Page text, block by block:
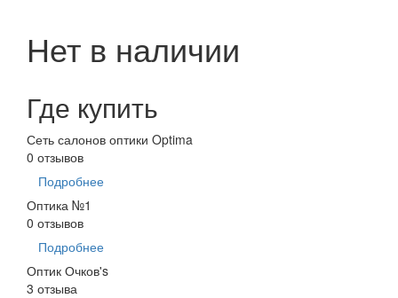
Нет в наличии
Где купить
Сеть салонов оптики Optima
0 отзывов
Подробнее
Оптика №1
0 отзывов
Подробнее
Оптик Очков's
3 отзыва